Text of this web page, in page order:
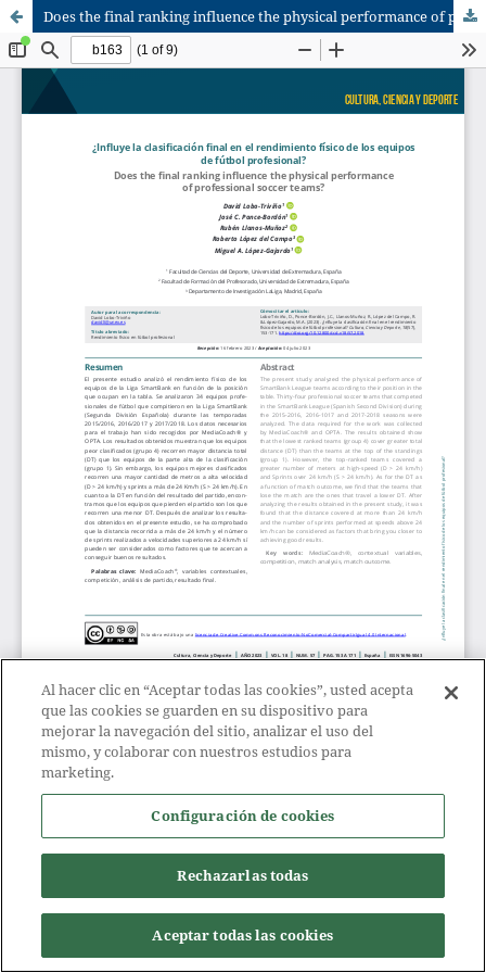
Does the final ranking influence the physical performance of professional soccer teams?
Al hacer clic en “Aceptar todas las cookies”, usted acepta
que las cookies se guarden en su dispositivo para
mejorar la navegación del sitio, analizar el uso del
mismo, y colaborar con nuestros estudios para
marketing.
Configuración de cookies
Rechazarlas todas
Aceptar todas las cookies